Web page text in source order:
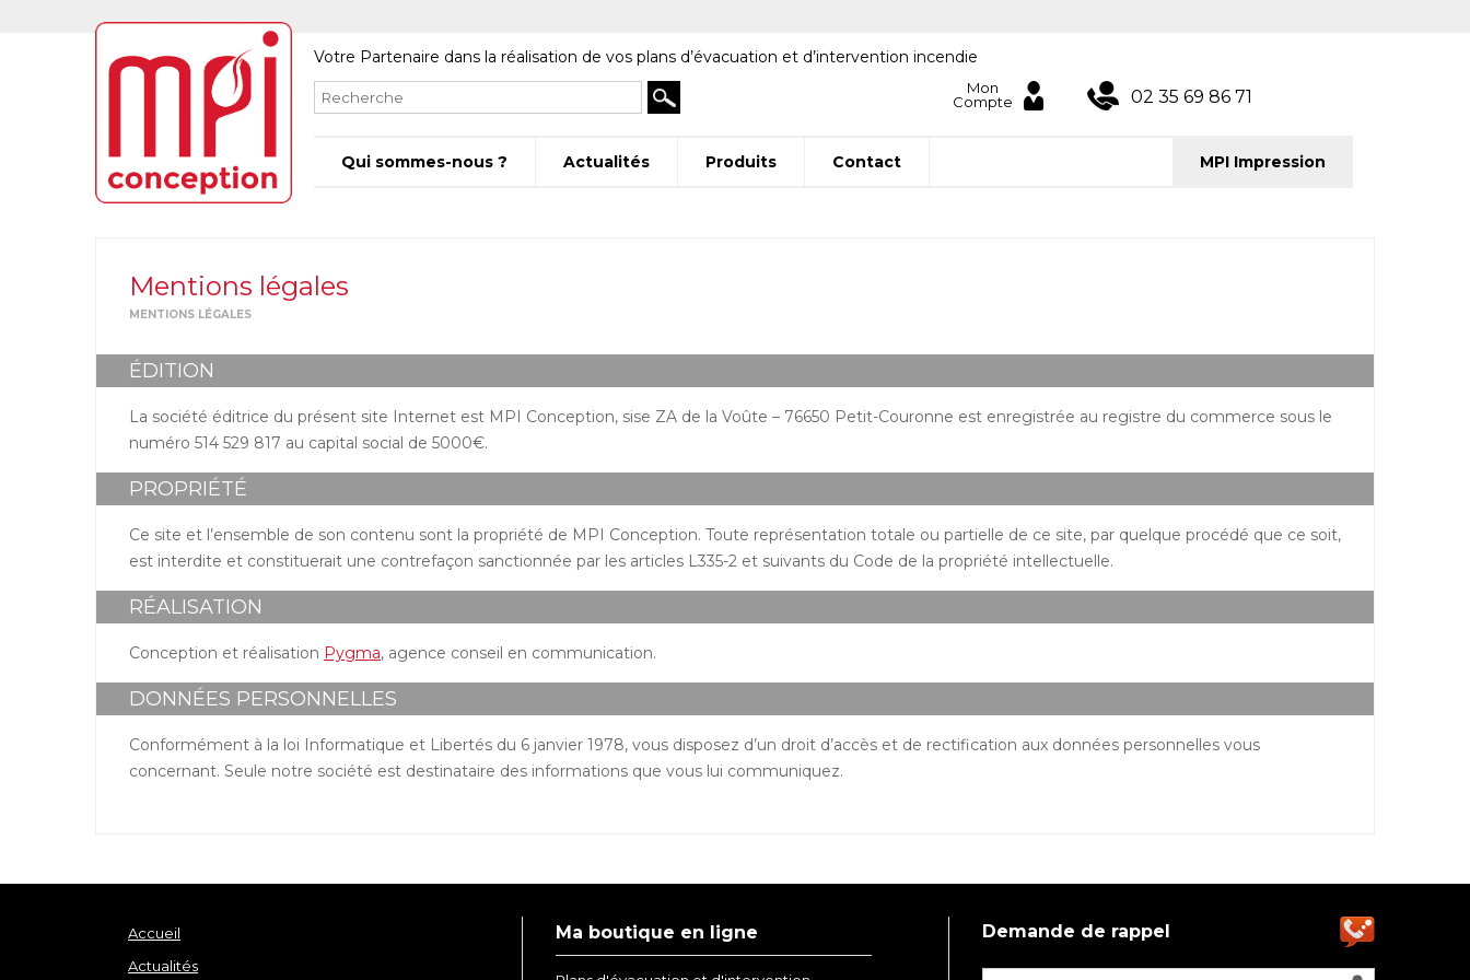
Votre Partenaire dans la réalisation de vos plans d’évacuation et d’intervention incendie
Mon
Compte
02 35 69 86 71
Qui sommes-nous ? Actualités Produits Contact MPI Impression
Mentions légales
MENTIONS LÉGALES
ÉDITION
La société éditrice du présent site Internet est MPI Conception, sise ZA de la Voûte – 76650 Petit-Couronne est enregistrée au registre du commerce sous le
numéro 514 529 817 au capital social de 5000€.
PROPRIÉTÉ
Ce site et l’ensemble de son contenu sont la propriété de MPI Conception. Toute représentation totale ou partielle de ce site, par quelque procédé que ce soit,
est interdite et constituerait une contrefaçon sanctionnée par les articles L335-2 et suivants du Code de la propriété intellectuelle.
RÉALISATION
Conception et réalisation Pygma, agence conseil en communication.
DONNÉES PERSONNELLES
Conformément à la loi Informatique et Libertés du 6 janvier 1978, vous disposez d’un droit d’accès et de rectification aux données personnelles vous
concernant. Seule notre société est destinataire des informations que vous lui communiquez.
Demande de rappel
Accueil
Actualités
Ma boutique en ligne